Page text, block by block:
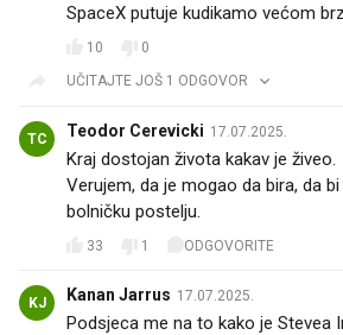
SpaceX putuje kudikamo većom
10
0
UČITAJTE JOŠ 1 ODGOVOR
TC Teodor Cerevicki 17.07.2025.
Kraj dostojan života kakav je živeo.
Verujem, da je mogao da bira, da
bolničku postelju.
33 1 ODGOVORITE
KJ Kanan Jarrus 17.07.2025.
Podsjeca me na to kako je Stevea